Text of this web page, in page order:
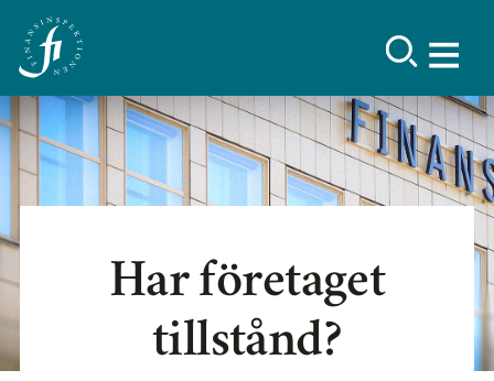
Har företaget
tillstånd?